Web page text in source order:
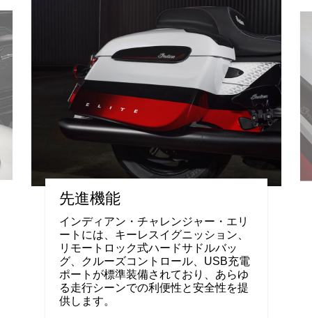
先進機能
インディアン・チャレンジャー・エリ
ートには、キーレスイグニッション、
リモートロック式ハードサドルバッ
グ、クルーズコントロール、USB充電
ポートが標準装備されており、あらゆ
る走行シーンでの利便性と安全性を提
供します。